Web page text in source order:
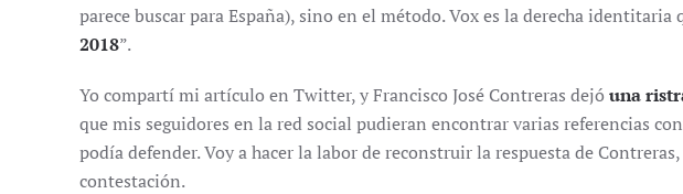
parece buscar para España), sino en el método. Vox es la derecha
2018”.
Yo compartí mi artículo en Twitter, y Francisco José Contreras dejó una
que mis seguidores en la red social pudieran encontrar varias referencias
podía defender. Voy a hacer la labor de reconstruir la respuesta de
contestación.